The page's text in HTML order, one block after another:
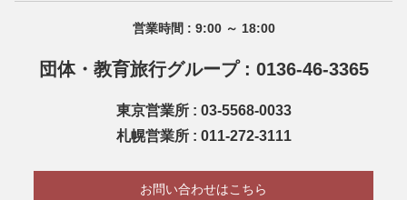
営業時間 : 9:00 ～ 18:00
団体・教育旅行グループ : 0136-46-3365
東京営業所 : 03-5568-0033
札幌営業所 : 011-272-3111
お問い合わせはこちら